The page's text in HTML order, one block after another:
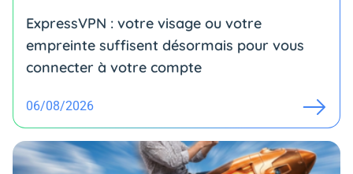
ExpressVPN : votre visage ou votre
empreinte suffisent désormais pour vous
connecter à votre compte
06/08/2026